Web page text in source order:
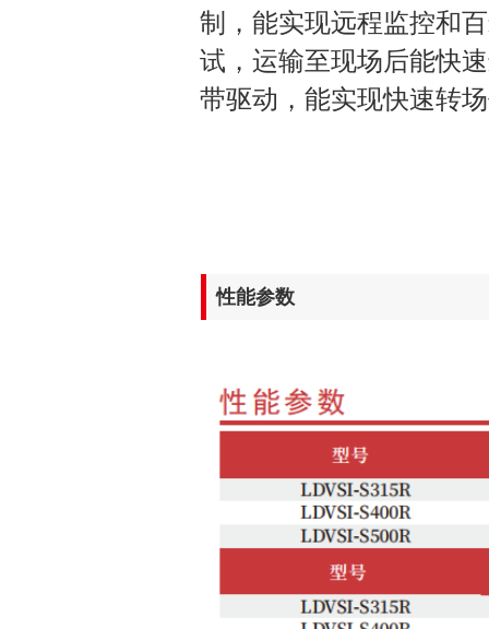
制，能实现远程监控和
试，运输至现场后能快
带驱动，能实现快速转
性能参数